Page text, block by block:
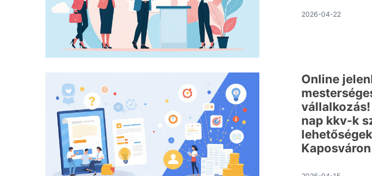
2026-04-22
Online
nap kkv-k
Kaposváron